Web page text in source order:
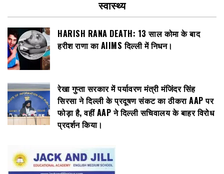
स्वास्थ्य
HARISH RANA DEATH: 13 साल कोमा के बाद
हरीश राणा का AIIMS दिल्ली में निधन।
रेखा गुप्ता सरकार में पर्यावरण मंत्री मंजिंदर सिंह
सिरसा ने दिल्ली के प्रदूषण संकट का ठीकरा AAP पर
फोड़ा है, वहीं AAP ने दिल्ली सचिवालय के बाहर विरोध
प्रदर्शन किया।